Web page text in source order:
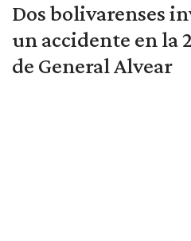
Dos bolivarenses
un accidente en la
de General Alvear